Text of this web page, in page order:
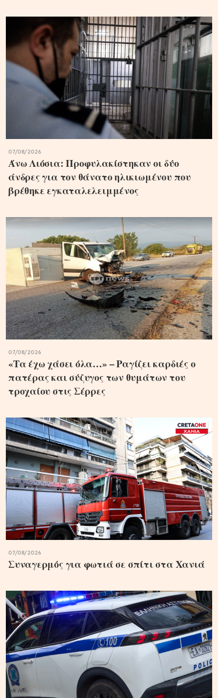
07/08/2026
Άνω Λιόσια: Προφυλακίστηκαν οι δύο
άνδρες για τον θάνατο ηλικιωμένου που
βρέθηκε εγκαταλελειμμένος
07/08/2026
«Τα έχω χάσει όλα…» – Ραγίζει καρδιές ο
πατέρας και σύζυγος των θυμάτων του
τροχαίου στις Σέρρες
07/08/2026
Συναγερμός για φωτιά σε σπίτι στα Χανιά